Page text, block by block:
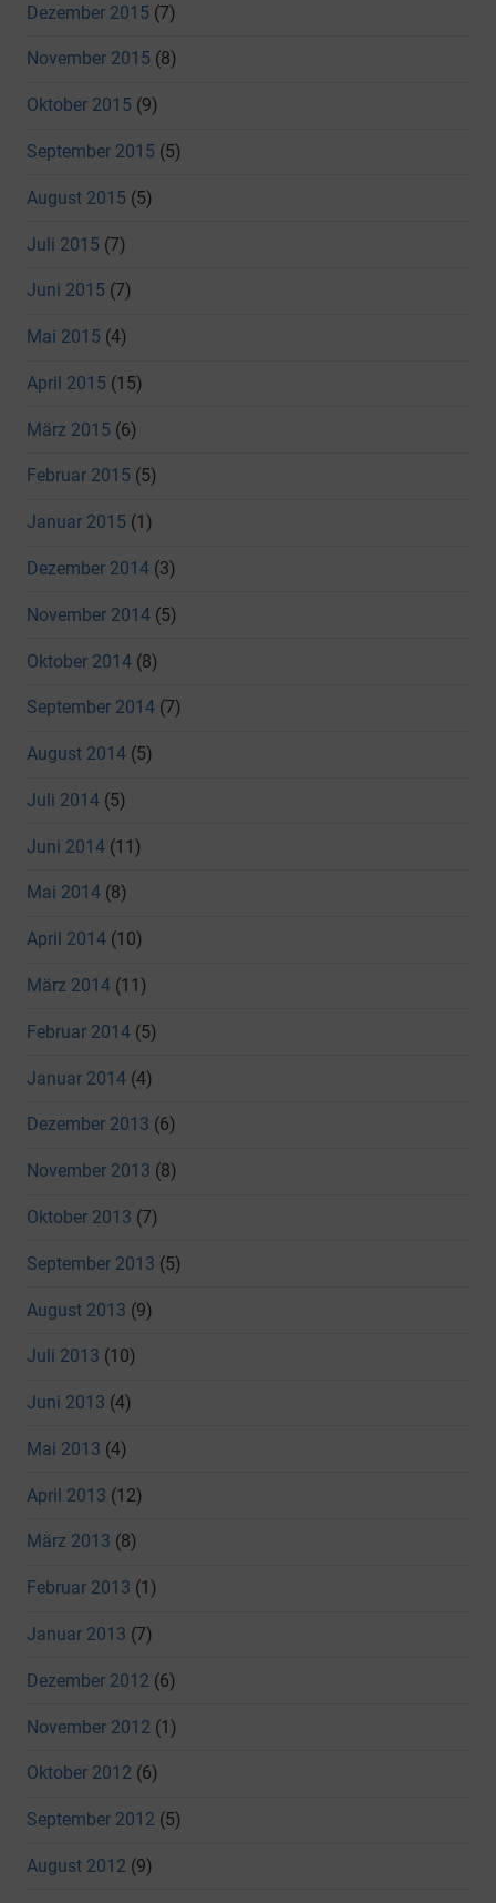
Dezember 2015 (7)
November 2015 (8)
Oktober 2015 (9)
September 2015 (5)
August 2015 (5)
Juli 2015 (7)
Juni 2015 (7)
Mai 2015 (4)
April 2015 (15)
März 2015 (6)
Februar 2015 (5)
Januar 2015 (1)
Dezember 2014 (3)
November 2014 (5)
Oktober 2014 (8)
September 2014 (7)
August 2014 (5)
Juli 2014 (5)
Juni 2014 (11)
Mai 2014 (8)
April 2014 (10)
März 2014 (11)
Februar 2014 (5)
Januar 2014 (4)
Dezember 2013 (6)
November 2013 (8)
Oktober 2013 (7)
September 2013 (5)
August 2013 (9)
Juli 2013 (10)
Juni 2013 (4)
Mai 2013 (4)
April 2013 (12)
März 2013 (8)
Februar 2013 (1)
Januar 2013 (7)
Dezember 2012 (6)
November 2012 (1)
Oktober 2012 (6)
September 2012 (5)
August 2012 (9)